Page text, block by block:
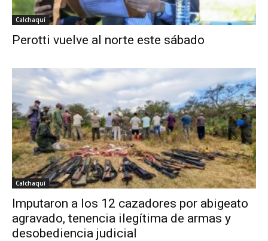
Calchaquí
Perotti vuelve al norte este sábado
Calchaquí
Imputaron a los 12 cazadores por abigeato
agravado, tenencia ilegítima de armas y
desobediencia judicial